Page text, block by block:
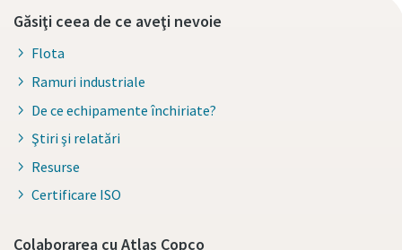
Găsiţi ceea de ce aveţi nevoie
Flota
Ramuri industriale
De ce echipamente închiriate?
Ştiri şi relatări
Resurse
Certificare ISO
Colaborarea cu Atlas Copco